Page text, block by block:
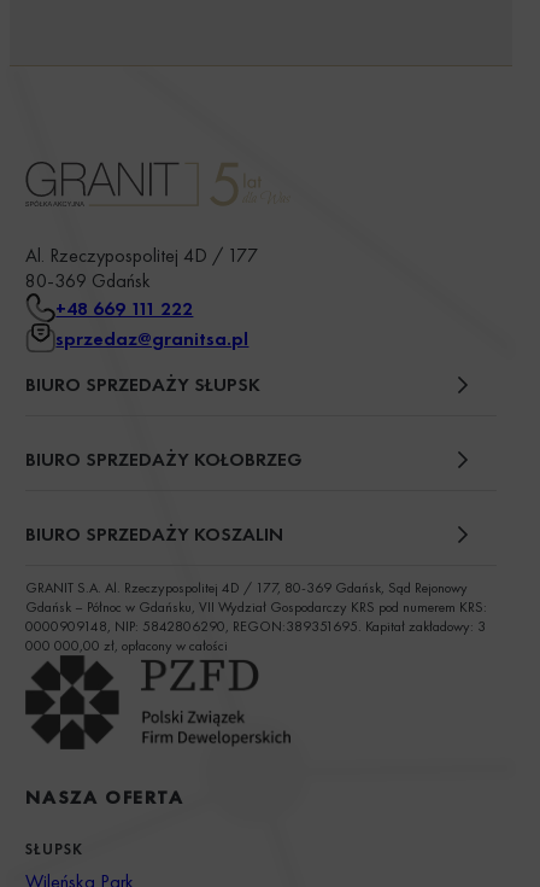
Al. Rzeczypospolitej 4D / 177
80-369 Gdańsk
+48 669 111 222
sprzedaz@granitsa.pl
BIURO SPRZEDAŻY SŁUPSK
plac Władysława Broniewskiego 13/u2
BIURO SPRZEDAŻY KOŁOBRZEG
ul. Św. Wojciecha 6
BIURO SPRZEDAŻY KOSZALIN
ul. Chałubińskiego 9
GRANIT S.A. Al. Rzeczypospolitej 4D / 177, 80-369 Gdańsk, Sąd Rejonowy
Gdańsk – Północ w Gdańsku, VII Wydział Gospodarczy KRS pod numerem KRS:
0000909148, NIP: 5842806290, REGON:389351695. Kapitał zakładowy: 3
000 000,00 zł, opłacony w całości
NASZA OFERTA
SŁUPSK
Wileńska Park